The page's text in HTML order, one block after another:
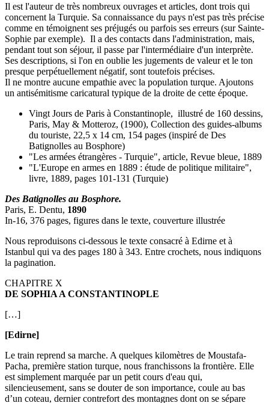
Il est l'auteur de très nombreux ouvrages et articles, dont trois qui
concernent la Turquie. Sa connaissance du pays n'est pas très précise
comme en témoignent ses préjugés ou parfois ses erreurs (sur Sainte-
Sophie par exemple). Il a des contacts dans l'administration, mais,
pendant tout son séjour, il passe par l'intermédiaire d'un interprète.
Ses descriptions, si l'on en oublie les jugements de valeur et le ton
presque perpétuellement négatif, sont toutefois précises.
Il ne montre aucune empathie avec la population turque. Ajoutons
un antisémitisme caricatural typique de la droite de cette époque.
Vingt Jours de Paris à Constantinople, illustré de 160 dessins,
Paris, May & Motteroz, (1900), Collection des guides-albums
du touriste, 22,5 x 14 cm, 154 pages (inspiré de Des
Batignolles au Bosphore)
"Les armées étrangères - Turquie", article, Revue bleue, 1889
"L'Europe en armes en 1889 : étude de politique militaire",
livre, 1889, pages 101-131 (Turquie)
Des Batignolles au Bosphore.
Paris, E. Dentu, 1890
In-16, 376 pages, figures dans le texte, couverture illustrée
Nous reproduisons ci-dessous le texte consacré à Edirne et à
Istanbul qui va des pages 180 à 343. Entre crochets, nous indiquons
la pagination.
CHAPITRE X
DE SOPHIA A CONSTANTINOPLE
[…]
[Edirne]
Le train reprend sa marche. A quelques kilomètres de Moustafa-
Pacha, première station turque, nous franchissons la frontière. Elle
est simplement marquée par un petit cours d'eau qui,
silencieusement, sans se douter de son importance, coule au bas
d’un coteau, dernier contrefort des montagnes dont on se sépare